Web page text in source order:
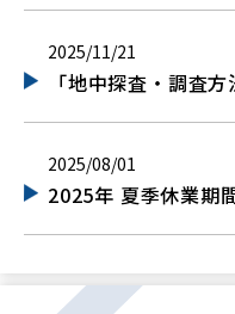
2025/11/21
「地中探査・調査
2025/08/01
2025年 夏季休業期